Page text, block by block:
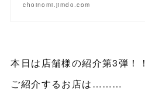
choinomi.jimdo.com
本日は店舗様の紹介第3弾！！
ご紹介するお店は………